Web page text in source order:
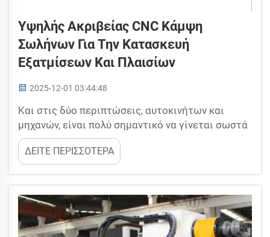
Υψηλής Ακριβείας CNC Κάμψη
Σωλήνων Για Την Κατασκευή
Εξατμίσεων Και Πλαισίων
2025-12-01 03:44:48
Και στις δύο περιπτώσεις, αυτοκινήτων και
μηχανών, είναι πολύ σημαντικό να γίνεται σωστά
η κάμψη των σωλήνων. Οι σωλήνες υπάρχουν σε
πολλά μέρη, όπως στις εξατμίσεις αυτοκινήτων
και στα πλαίσια ποδηλάτων. Και αν η κάμψη των
μη λειτουργήσει καλά ή...
ΔΕΙΤΕ ΠΕΡΙΣΣΟΤΕΡΑ